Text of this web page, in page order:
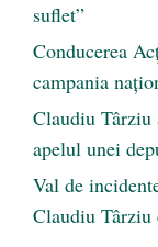
suflet”
Conducerea
campania
Claudiu Târziu
apelul unei
Val de
Claudiu Târziu